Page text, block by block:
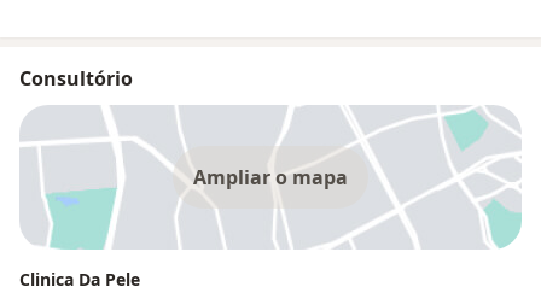
Consultório
Ampliar o mapa
Clinica Da Pele